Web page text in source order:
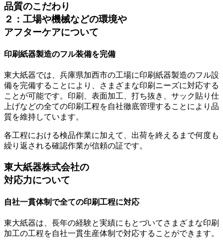
品質のこだわり
２：工場や機械などの環境や
アフターケアについて
印刷紙器製造のフル装備を完備
東大紙器では、兵庫県加西市の工場に印刷紙器製造のフル設
備を完備することにより、さまざまな印刷ニーズに対応する
ことが可能です。印刷、表面加工、打ち抜き、サック貼り仕
上げなどの全ての印刷工程を自社徹底管理することにより 品
質を維持しています。
各工程における検品作業に加えて、出荷を終えるまで何度も
繰り返される確認作業が信頼の証です。
東大紙器株式会社の
対応力について
自社一貫体制で全ての印刷工程に対応
東大紙器は、長年の経験と実績にもとづいてさまざまな印刷
加工の工程を自社一貫生産体制で対応することができます。